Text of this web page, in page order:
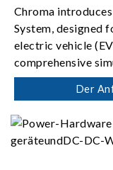
Chroma
System, designed
electric vehicle
comprehensive
powertrains,
transmissions,
Power up to
Rotational
Der